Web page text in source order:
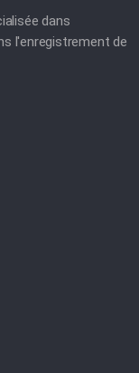
dans
l'enregistrement de